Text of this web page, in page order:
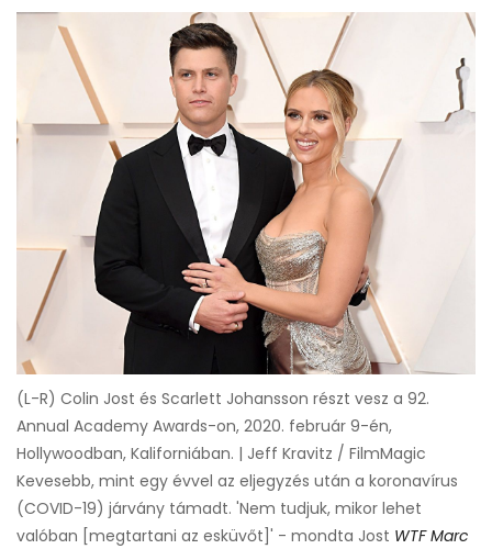
(L-R) Colin Jost és Scarlett Johansson részt vesz a 92.
Annual Academy Awards-on, 2020. február 9-én,
Hollywoodban, Kaliforniában. | Jeff Kravitz / FilmMagic
Kevesebb, mint egy évvel az eljegyzés után a koronavírus
(COVID-19) járvány támadt. 'Nem tudjuk, mikor lehet
valóban [megtartani az esküvőt]' - mondta Jost WTF Marc